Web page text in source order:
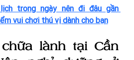
trong ngày nên đi đâu gần
vui chơi thú vị dành cho bạn
lành tại Cần